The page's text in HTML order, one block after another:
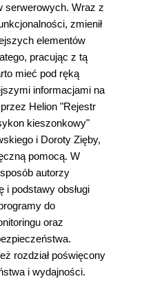
serwerowych. Wraz z
zmienił
elementów
pracując z tą
mieć pod ręką
informacjami na
Helion "Rejestr
kieszonkowy"
i Doroty Zięby,
pomocą. W
autorzy
i podstawy obsługi
do
oraz
rozdział poświęcony
i wydajności.